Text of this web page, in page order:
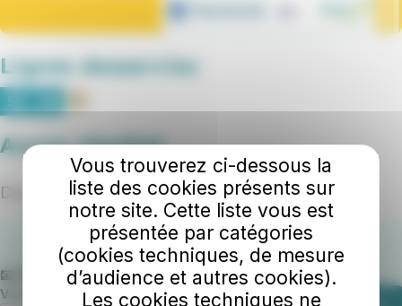
Lignes desservies
Aucun résultat
Désolé, aucun lieu ne correspond.
📧 Abonnez-vous à notre newsletter
Votre adresse e-mail
Vous trouverez ci-dessous la
liste des cookies présents sur
notre site. Cette liste vous est
présentée par catégories
(cookies techniques, de mesure
d’audience et autres cookies).
Les cookies techniques ne